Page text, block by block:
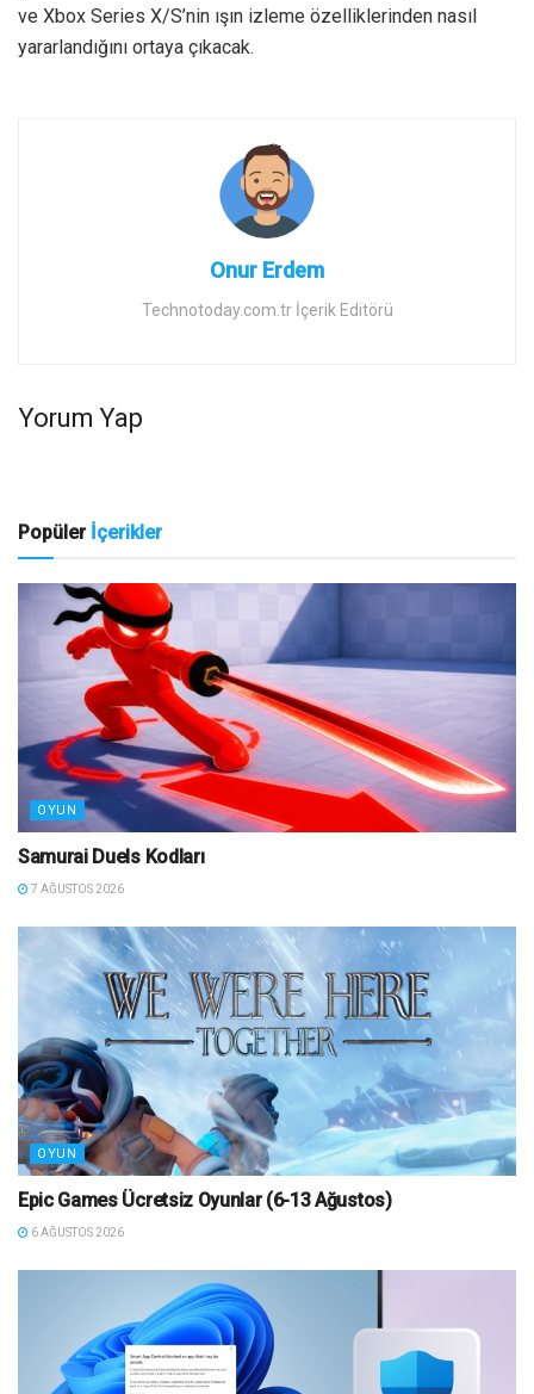
ve Xbox Series X/S’nin ışın izleme özelliklerinden nasıl
yararlandığını ortaya çıkacak.
Onur Erdem
Technotoday.com.tr İçerik Editörü
Yorum Yap
Popüler İçerikler
OYUN
Samurai Duels Kodları
7 AĞUSTOS 2026
OYUN
Epic Games Ücretsiz Oyunlar (6-13 Ağustos)
6 AĞUSTOS 2026